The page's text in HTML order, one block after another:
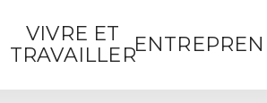
VIVRE ET
TRAVAILLER